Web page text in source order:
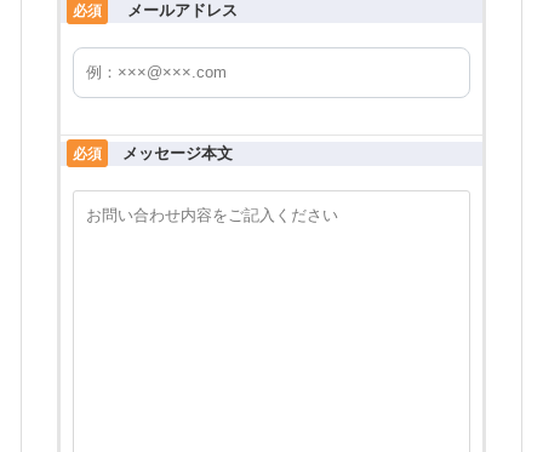
必須 メールアドレス
必須 メッセージ本文